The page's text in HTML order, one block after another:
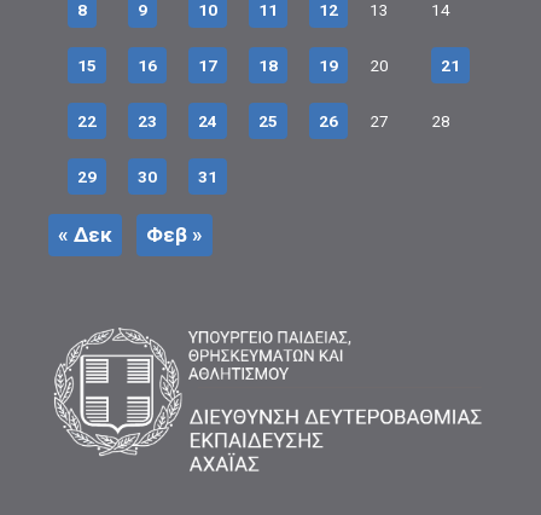
8 9 10 11 12 13 14
15 16 17 18 19 20 21
22 23 24 25 26 27 28
29 30 31
« Δεκ Φεβ »